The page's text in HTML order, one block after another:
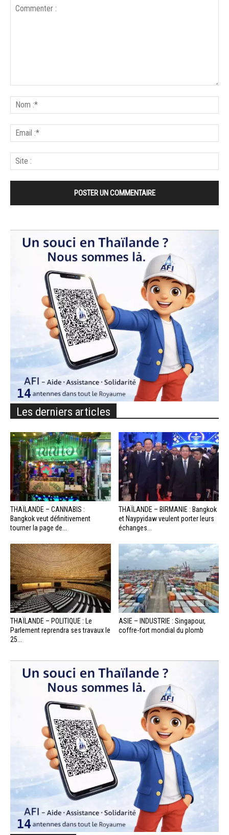
Les derniers articles
THAÏLANDE – CANNABIS :
Bangkok veut définitivement
tourner la page de...
THAÏLANDE – BIRMANIE : Bangkok
et Naypyidaw veulent porter leurs
échanges...
THAÏLANDE – POLITIQUE : Le
Parlement reprendra ses travaux le
25...
ASIE – INDUSTRIE : Singapour,
coffre-fort mondial du plomb